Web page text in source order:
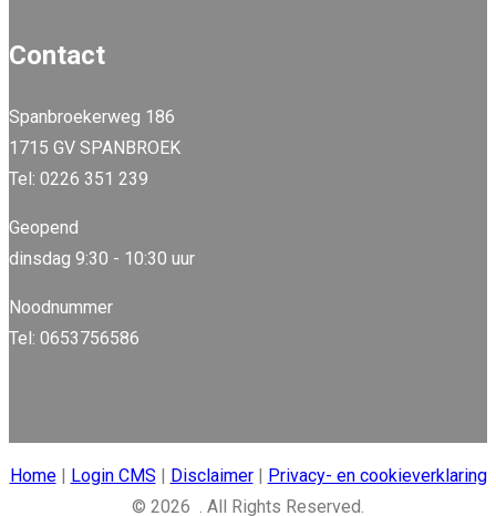
Contact
Spanbroekerweg 186
1715 GV SPANBROEK
Tel: 0226 351 239
Geopend
dinsdag 9:30 - 10:30 uur
Noodnummer
Tel: 0653756586
Home| Login CMS | Disclaimer| Privacy- en cookieverklaring
© 2026 . All Rights Reserved.